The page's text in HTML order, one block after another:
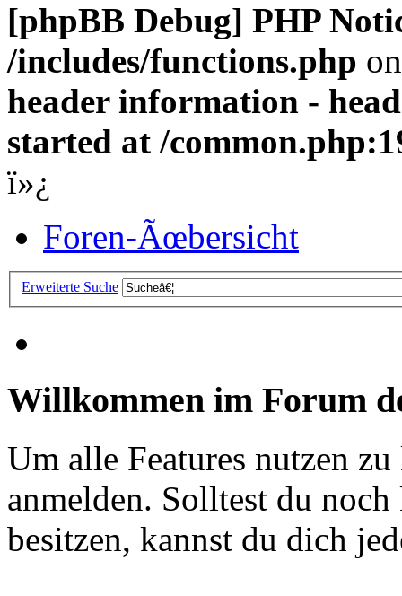
[phpBB Debug] PHP
/includes/functions.php
header information -
started at /
ï»¿
Foren-Ãœbersicht
Erweiterte Suche
Willkommen im Forum
Um alle Features nutzen
anmelden. Solltest du
besitzen, kannst du dich